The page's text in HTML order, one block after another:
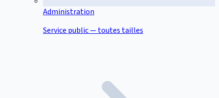
Administration
Service public — toutes tailles